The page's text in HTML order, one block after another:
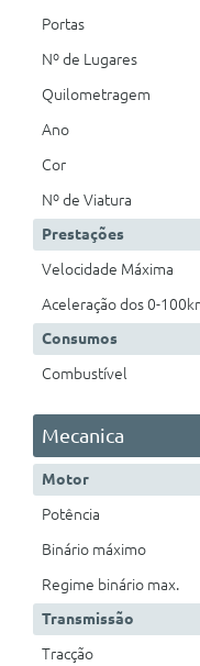
Portas
Nº de Lugares
Quilometragem
Ano
Cor
Nº de Viatura
Prestações
Velocidade Máxima
Aceleração dos 0-
Consumos
Combustível
Mecanica
Motor
Potência
Binário máximo
Regime binário max.
Transmissão
Tracção